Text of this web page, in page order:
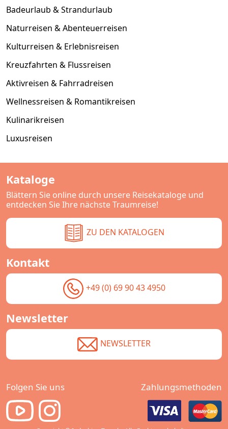
Badeurlaub & Strandurlaub
Naturreisen & Abenteuerreisen
Kulturreisen & Erlebnisreisen
Kreuzfahrten & Flussreisen
Aktivreisen & Fahrradreisen
Wellnessreisen & Romantikreisen
Kulinarikreisen
Luxusreisen
Kataloge
Blättern Sie online durch unsere Reisekataloge und
entdecken Sie Ihre nächste Traumreise!
ZU DEN KATALOGEN
Kontakt
+49 (0) 69 90 43 4950
Newsletter
NEWSLETTER
Folgen Sie uns Zahlungsmethoden